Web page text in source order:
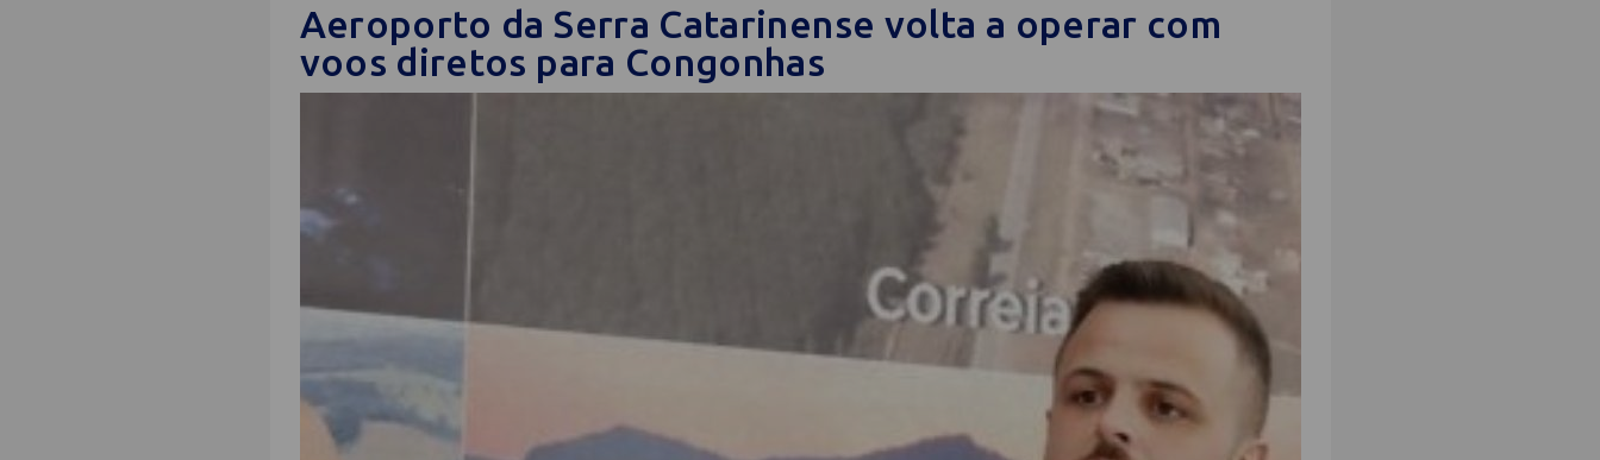
Aeroporto da Serra Catarinense volta a operar com
voos diretos para Congonhas